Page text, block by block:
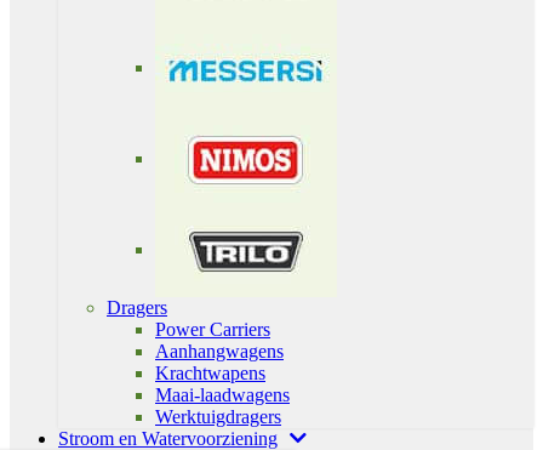
Dragers
Power Carriers
Aanhangwagens
Krachtwapens
Maai-laadwagens
Werktuigdragers
Stroom en Watervoorziening